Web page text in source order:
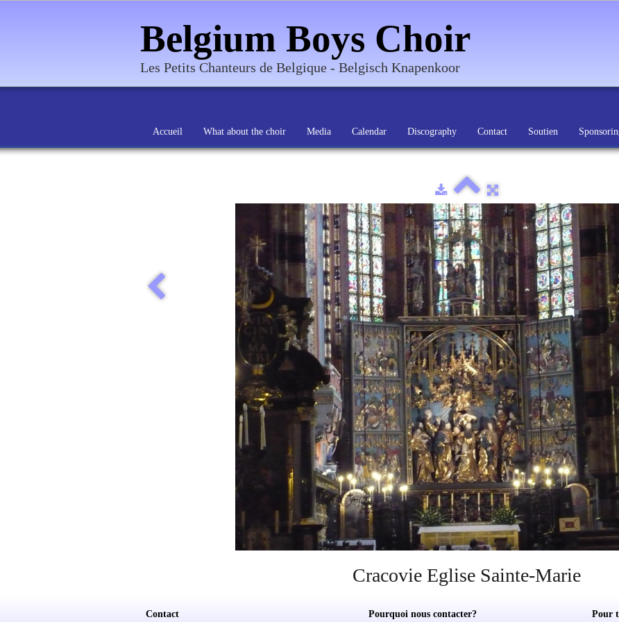
Belgium Boys Choir
Les Petits Chanteurs de Belgique - Belgisch Knapenkoor
Accueil What about the choir Media Calendar Discography Contact Soutien
Cracovie Eglise Sainte-Marie
Contact Pourquoi nous contacter? Pour